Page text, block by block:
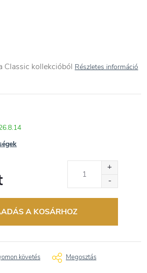
Classic kollekcióból Részletes információ
A KOSÁRHOZ
követés Megosztás